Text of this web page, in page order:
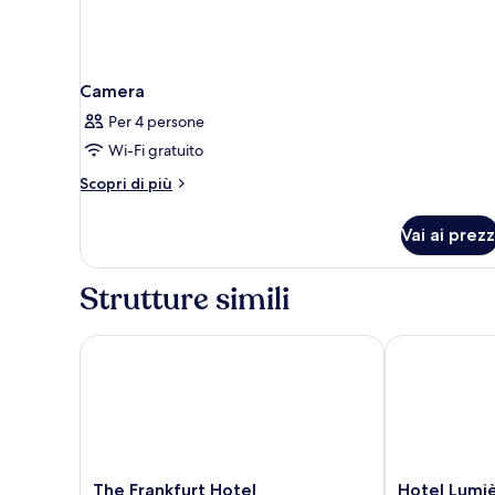
Camera
Per 4 persone
Wi-Fi gratuito
Scopri di più
Altri
Vai ai
Strutture simili
The
The Frankfurt Hotel
The Frankfurt Hotel
Hotel
Hotel
Hotel